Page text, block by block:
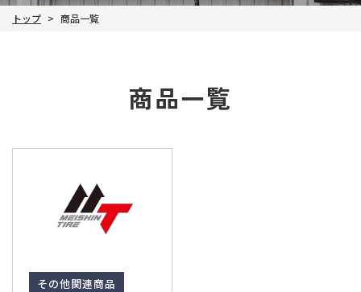
トップ > 商品一覧
商品一覧
その他関連商品